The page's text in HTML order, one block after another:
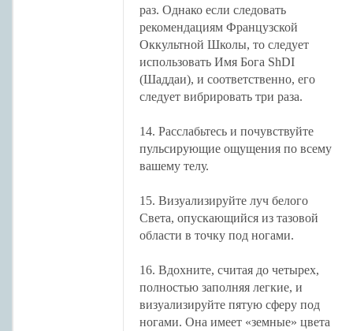
раз. Однако если следовать
рекомендациям Французской
Оккультной Школы, то следует
использовать Имя Бога ShDI
(Шаддаи), и соответственно, его
следует вибрировать три раза.
14. Расслабьтесь и почувствуйте
пульсирующие ощущения по всему
вашему телу.
15. Визуализируйте луч белого
Света, опускающийся из тазовой
области в точку под ногами.
16. Вдохните, считая до четырех,
полностью заполняя легкие, и
визуализируйте пятую сферу под
ногами. Она имеет «земные» цвета